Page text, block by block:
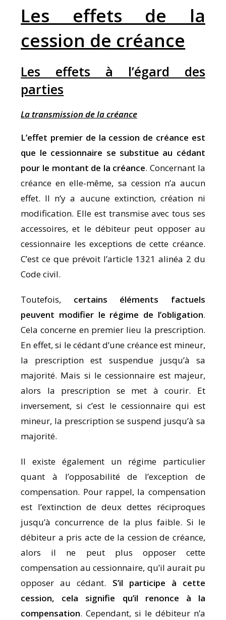
Les effets de la
cession de créance
Les effets à l’égard des
parties
La transmission de la créance
L’effet premier de la cession de créance est
que le cessionnaire se substitue au cédant
pour le montant de la créance. Concernant la
créance en elle-même, sa cession n’a aucun
effet. Il n’y a aucune extinction, création ni
modification. Elle est transmise avec tous ses
accessoires, et le débiteur peut opposer au
cessionnaire les exceptions de cette créance.
C’est ce que prévoit l’article 1321 alinéa 2 du
Code civil.
Toutefois, certains éléments factuels
peuvent modifier le régime de l’obligation.
Cela concerne en premier lieu la prescription.
En effet, si le cédant d’une créance est mineur,
la prescription est suspendue jusqu’à sa
majorité. Mais si le cessionnaire est majeur,
alors la prescription se met à courir. Et
inversement, si c’est le cessionnaire qui est
mineur, la prescription se suspend jusqu’à sa
majorité.
Il existe également un régime particulier
quant à l’opposabilité de l’exception de
compensation. Pour rappel, la compensation
est l’extinction de deux dettes réciproques
jusqu’à concurrence de la plus faible. Si le
débiteur a pris acte de la cession de créance,
alors il ne peut plus opposer cette
compensation au cessionnaire, qu’il aurait pu
opposer au cédant. S’il participe à cette
cession, cela signifie qu’il renonce à la
compensation. Cependant, si le débiteur n’a